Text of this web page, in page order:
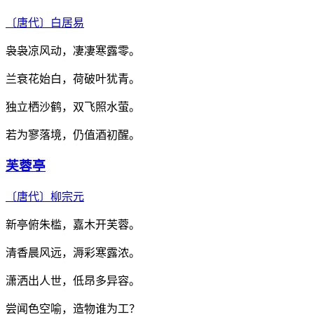
〔唐代〕 白居易
袅袅凉风动，凄凄寒露零。
兰衰花始白，荷破叶犹青。
独立栖沙鹤，双飞照水萤。
若为寥落境，仍值酒初醒。
芙蓉亭
〔唐代〕 柳宗元
新亭俯朱槛，嘉木开芙蓉。
清香晨风远，溽彩寒露浓。
潇洒出人世，低昂多异容。
尝闻色空喻，造物谁为工？